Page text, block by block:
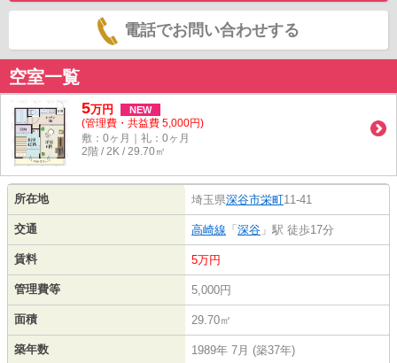
電話でお問い合わせする
空室一覧
5万円 NEW
(管理費・共益費 5,000円)
敷：0ヶ月｜礼：0ヶ月
2階 / 2K / 29.70㎡
所在地 埼玉県深谷市栄町11-41
交通 高崎線 「 深谷 」駅 徒歩17分
賃料 5万円
管理費等 5,000円
面積 29.70㎡
築年数 1989年 7月 (築37年)